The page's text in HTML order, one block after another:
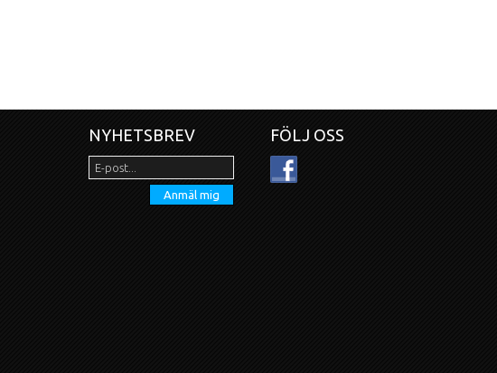
FÖLJ OSS
NYHETSBREV
Anmäl mig